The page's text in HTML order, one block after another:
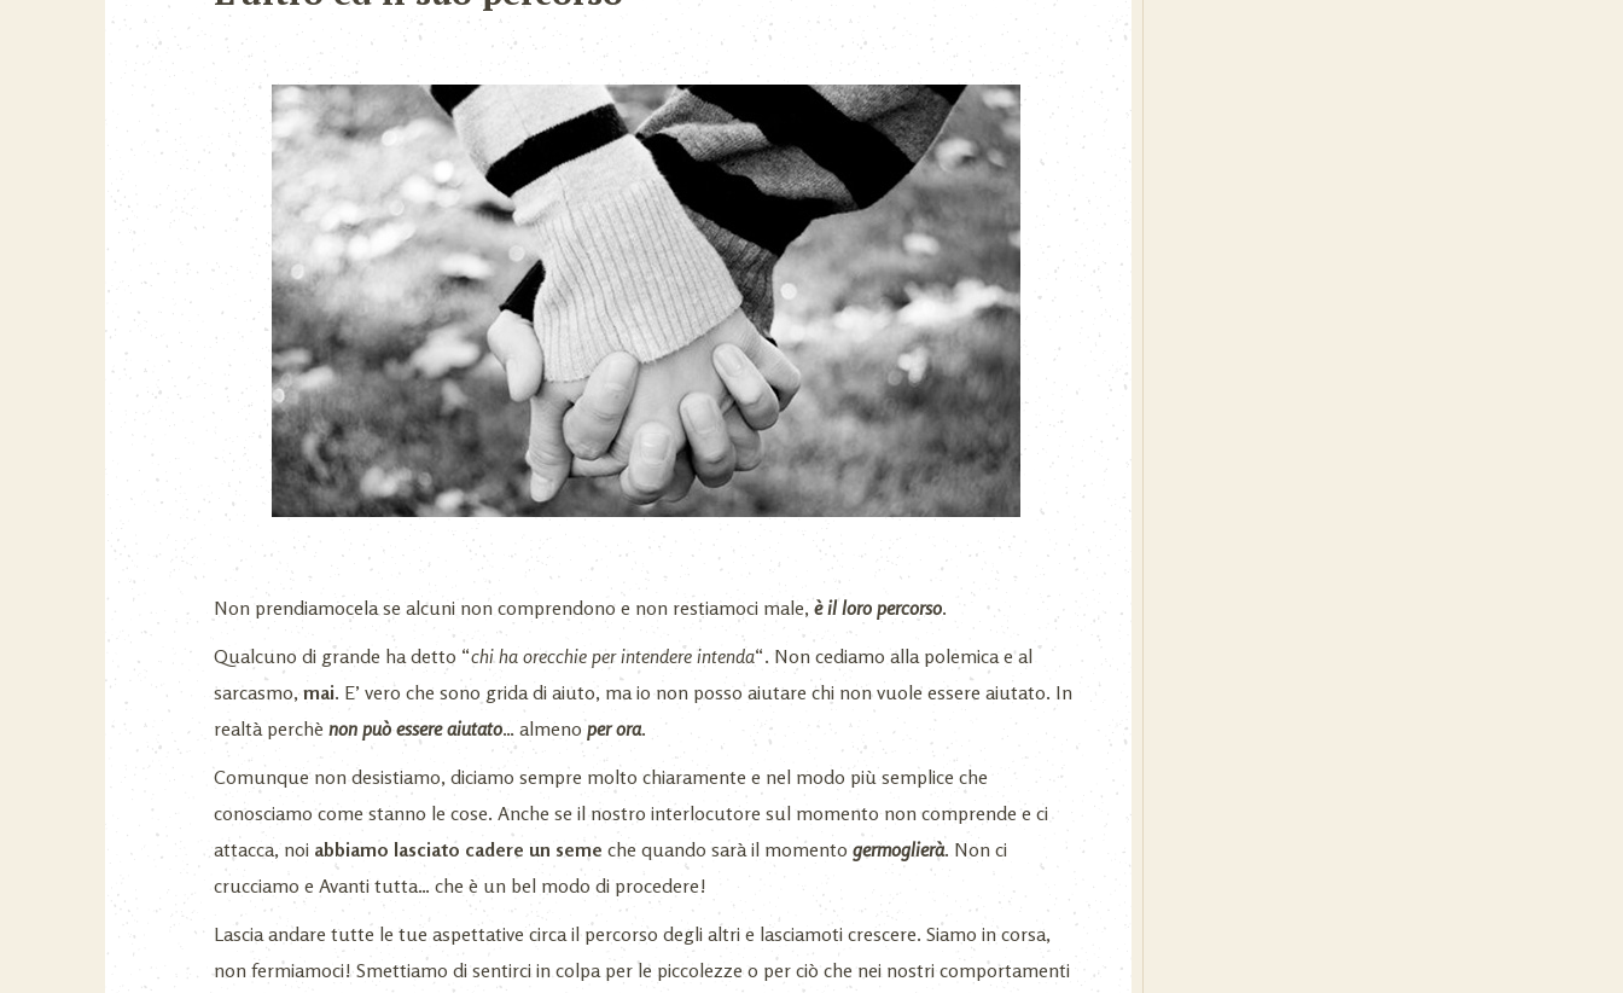
Non prendiamocela se alcuni non comprendono e non restiamoci male, è il loro percorso.
Qualcuno di grande ha detto “chi ha orecchie per intendere intenda“. Non cediamo alla polemica e al
sarcasmo,mai. E’ vero che sono grida di aiuto, ma io non posso aiutare chi non vuole essere aiutato. In
realtà perchè non può essere aiutato… almenoper ora.
Comunque non desistiamo, diciamo sempre molto chiaramente e nel modo più semplice che
conosciamo come stanno le cose. Anche se il nostro interlocutore sul momento non comprende e ci
attacca, noi abbiamo lasciato cadere un seme che quando sarà il momento germoglierà. Non ci
crucciamo e Avanti tutta… che è un bel modo di procedere!
Lascia andare tutte le tue aspettative circa il percorso degli altri e lasciamoti crescere. Siamo in corsa,
non fermiamoci! Smettiamo di sentirci in colpa per le piccolezze o per ciò che nei nostri comportamenti